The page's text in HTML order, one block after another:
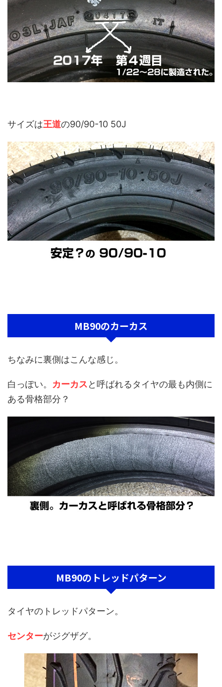
サイズは王道の90/90-10 50J
MB90のカーカス
ちなみに裏側はこんな感じ。
白っぽい。 カーカスと呼ばれるタイヤの最も内側に
ある骨格部分？
MB90のトレッドパターン
タイヤのトレッドパターン。
センターがジグザグ。